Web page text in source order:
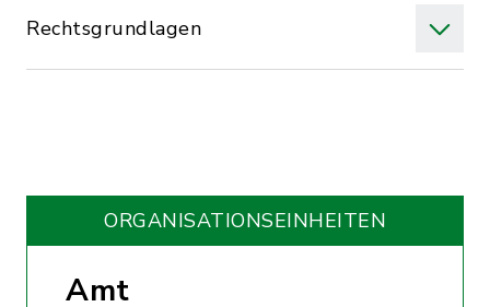
Rechtsgrundlagen
ORGANISATIONS­EINHEITEN
Amt